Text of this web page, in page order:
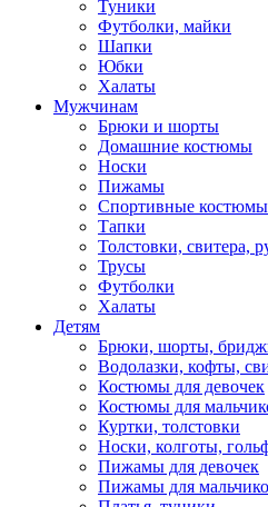
Туники
Футболки, майки
Шапки
Юбки
Халаты
Мужчинам
Брюки и шорты
Домашние костюмы
Носки
Пижамы
Спортивные костюмы
Тапки
Толстовки, свитера,
Трусы
Футболки
Халаты
Детям
Брюки, шорты,
Водолазки, кофты,
Костюмы для девочек
Костюмы для
Куртки, толстовки
Носки, колготы,
Пижамы для девочек
Пижамы для